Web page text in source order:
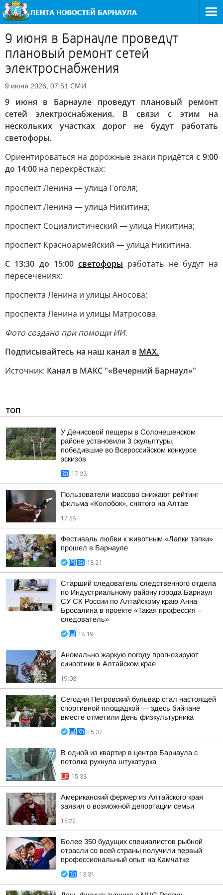
9 июня в Барнауле проведут
плановый ремонт сетей
электроснабжения
9 июня 2026, 07:51 СМИ
9 июня в Барнауле проведут плановый ремонт
сетей электроснабжения. В связи с этим на
нескольких участках дорог не будут работать
светофоры.
Ориентироваться на дорожные знаки придётсяс 9:00
до 14:00 на перекрёстках:
проспект Ленина — улица Гоголя;
проспект Ленина — улица Никитина;
проспект Социалистический — улица Никитина;
проспект Красноармейский — улица Никитина.
С 13:30 до 15:00 светофоры работать не будут на
пересечениях:
проспекта Ленина и улицы Аносова;
проспекта Ленина и улицы Матросова.
Фото создано при помощи ИИ.
Подписывайтесь на наш канал в МАХ.
Источник: Канал в МАКС "«Вечерний Барнаул»"
ТОП
У Денисовой пещеры в Солонешенском
районе установили 3 скульптуры,
победившие во Всероссийском конкурсе
эскизов
17:33
Пользователи массово снижают рейтинг
фильма «Колобок», снятого на Алтае
17:58
Фестиваль любви к животным «Лапки тапки»
прошел в Барнауле
18:21
Старший следователь следственного отдела
по Индустриальному району города Барнаул
СУ СК России по Алтайскому краю Анна
Бросалина в проекте «Такая профессия –
следователь»
18:19
Аномально жаркую погоду прогнозируют
синоптики в Алтайском крае
19:03
Сегодня Петровский бульвар стал настоящей
спортивной площадкой — здесь бийчане
вместе отметили День физкультурника
15:37
В одной из квартир в центре Барнаула с
потолка рухнула штукатурка
15:33
Американский фермер из Алтайского края
заявил о возможной депортации семьи
15:22
Более 350 будущих специалистов рыбной
отрасли со всей страны получили первый
профессиональный опыт на Камчатке
13:31